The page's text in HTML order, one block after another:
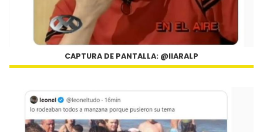
CAPTURA DE PANTALLA: @IIARALP